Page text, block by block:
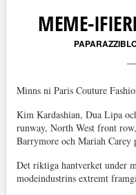
MEME-
Minns ni Paris Couture
Kim Kardashian, Dua Lipa
runway, North West front
Barrymore och Mariah Carey
Det riktiga hantverket under
modeindustrins extremt